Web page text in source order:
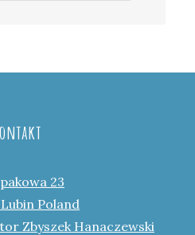
23
Poland
Zbyszek Hanaczewski